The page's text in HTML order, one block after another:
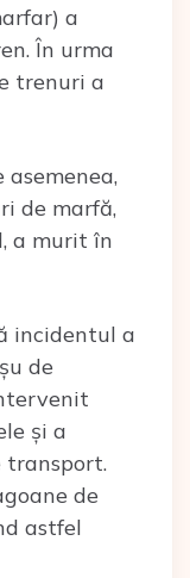
a
În urma
trenuri a
de marfă,
a murit în
incidentul a
de
și a
transport.
de
astfel